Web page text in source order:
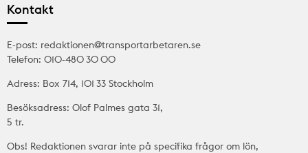
Kontakt
E-post: redaktionen@transportarbetaren.se
Telefon: 010-480 30 00
Adress: Box 714, 101 33 Stockholm
Besöksadress: Olof Palmes gata 31,
5 tr.
Obs! Redaktionen svarar inte på specifika frågor om lön,